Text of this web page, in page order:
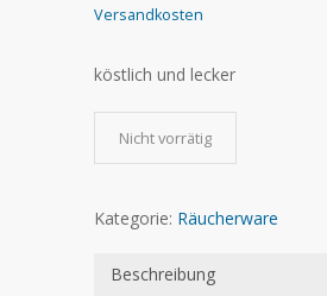
Versandkosten
köstlich und lecker
Nicht vorrätig
Kategorie: Räucherware
Beschreibung